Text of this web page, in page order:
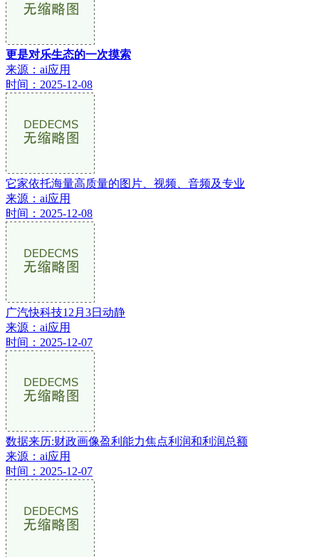
更是对乐生态的一次摸索
来源：ai应用
时间：2025-12-08
它家依托海量高质量的图片、视频、音频及专业
来源：ai应用
时间：2025-12-08
广汽快科技12月3日动静
来源：ai应用
时间：2025-12-07
数据来历:财政画像盈利能力焦点利润和利润总额
来源：ai应用
时间：2025-12-07